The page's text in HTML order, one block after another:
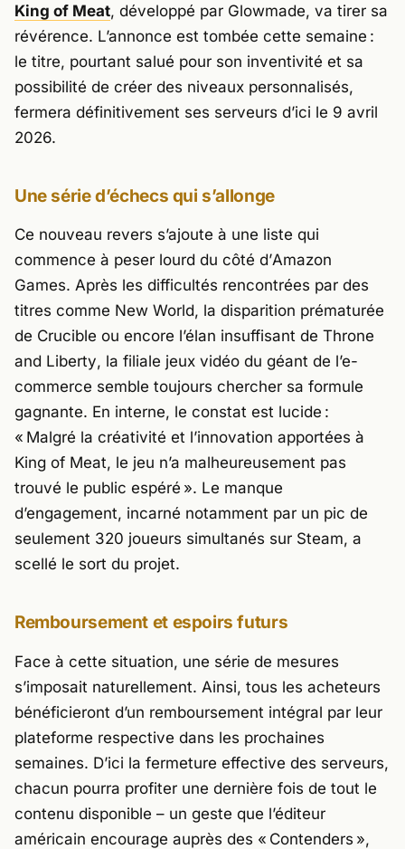
King of Meat, développé par Glowmade, va tirer sa
révérence. L’annonce est tombée cette semaine :
le titre, pourtant salué pour son inventivité et sa
possibilité de créer des niveaux personnalisés,
fermera définitivement ses serveurs d’ici le 9 avril
2026.
Une série d’échecs qui s’allonge
Ce nouveau revers s’ajoute à une liste qui
commence à peser lourd du côté d’Amazon
Games. Après les difficultés rencontrées par des
titres comme New World, la disparition prématurée
de Crucible ou encore l’élan insuffisant de Throne
and Liberty, la filiale jeux vidéo du géant de l’e-
commerce semble toujours chercher sa formule
gagnante. En interne, le constat est lucide :
« Malgré la créativité et l’innovation apportées à
King of Meat, le jeu n’a malheureusement pas
trouvé le public espéré ». Le manque
d’engagement, incarné notamment par un pic de
seulement 320 joueurs simultanés sur Steam, a
scellé le sort du projet.
Remboursement et espoirs futurs
Face à cette situation, une série de mesures
s’imposait naturellement. Ainsi, tous les acheteurs
bénéficieront d’un remboursement intégral par leur
plateforme respective dans les prochaines
semaines. D’ici la fermeture effective des serveurs,
chacun pourra profiter une dernière fois de tout le
contenu disponible – un geste que l’éditeur
américain encourage auprès des « Contenders »,